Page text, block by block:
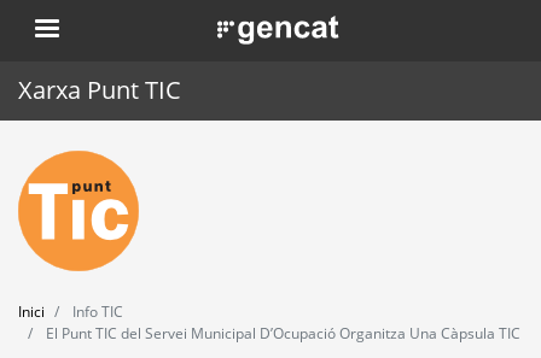
Vés
al
. Obre en una nova finestra.
Xarxa Punt TIC
Inici
Punt TIC
Actualitat
Agenda
Inici
Info TIC
El Punt TIC del Servei Municipal D’Ocupació Organitza Una Càpsula TIC